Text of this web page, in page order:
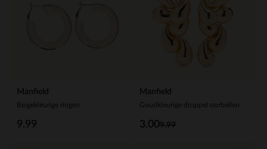
Manfield
Beigekleurige ringen
9.99
Manfield
Goudkleurige druppel oorbellen
9.99
3.00